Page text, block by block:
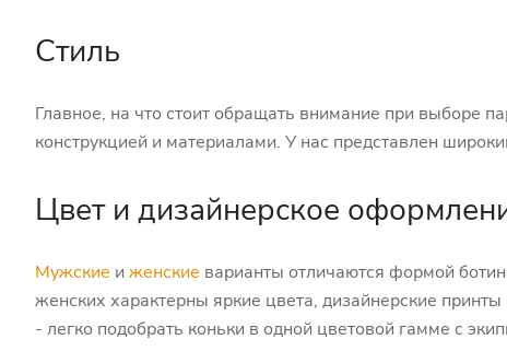
Стиль
Главное, на что стоит обращать внимание при выборе
конструкцией и материалами. У нас представлен
Цвет и дизайнерское
Мужские и женские варианты отличаются формой
женских характерны яркие цвета, дизайнерские
- легко подобрать коньки в одной цветовой гамме с